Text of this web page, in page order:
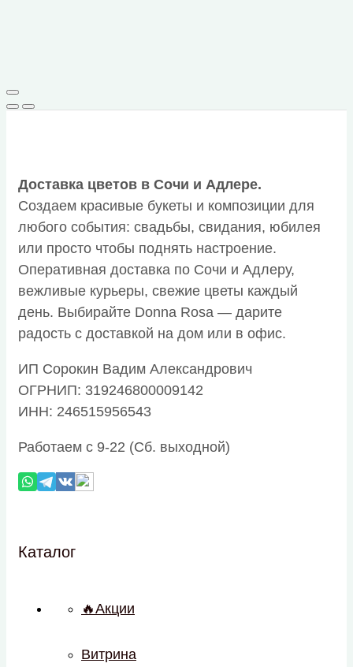
Доставка цветов в Сочи и Адлере.
Создаем красивые букеты и композиции для
любого события: свадьбы, свидания, юбилея
или просто чтобы поднять настроение.
Оперативная доставка по Сочи и Адлеру,
вежливые курьеры, свежие цветы каждый
день. Выбирайте Donna Rosa — дарите
радость с доставкой на дом или в офис.
ИП Сорокин Вадим Александрович
ОГРНИП: 319246800009142
ИНН: 246515956543
Работаем с 9-22 (Сб. выходной)
Каталог
🔥Акции
Витрина